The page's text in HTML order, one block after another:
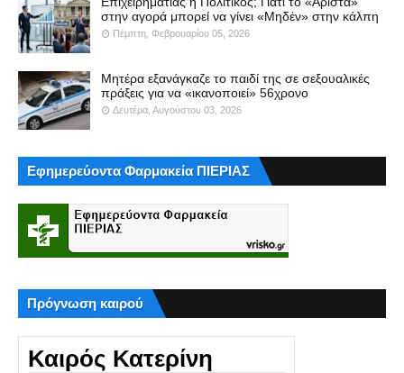
στην αγορά μπορεί να γίνει «Μηδέν» στην κάλπη
Πέμπτη, Φεβρουαρίου 05, 2026
Μητέρα εξανάγκαζε το παιδί της σε σεξουαλικές
πράξεις για να «ικανοποιεί» 56χρονο
Δευτέρα, Αυγούστου 03, 2026
Εφημερεύοντα Φαρμακεία ΠΙΕΡΙΑΣ
Πρόγνωση καιρού
Καιρός Κατερίνη